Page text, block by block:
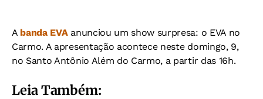
A banda EVAanunciou um show surpresa: o EVA no
Carmo. A apresentação acontece neste domingo, 9,
no Santo Antônio Além do Carmo, a partir das 16h.
Leia Também: